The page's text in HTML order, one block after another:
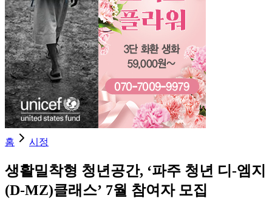
홈 시정
생활밀착형 청년공간, ‘파주 청년 디-엠지
(D-MZ)클래스’ 7월 참여자 모집